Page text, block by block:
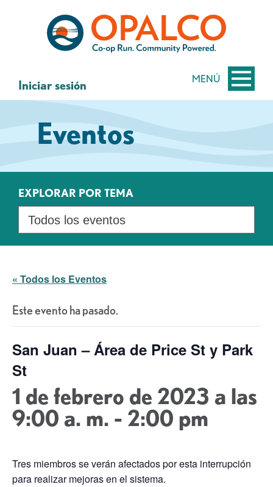
contenido
MENÚ
Iniciar sesión
Eventos
EXPLORAR POR TEMA
« Todos los Eventos
Este evento ha pasado.
San Juan – Área de Price St y Park
St
1 de febrero de 2023 a las
9:00 a. m. - 2:00 pm
Tres miembros se verán afectados por esta interrupción
para realizar mejoras en el sistema.